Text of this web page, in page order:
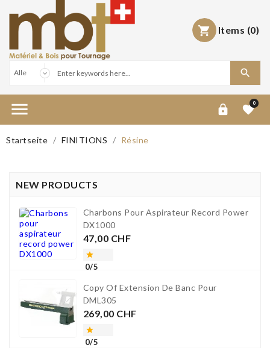
 Items (0)

  0
Startseite FINITIONS Résine
NEW PRODUCTS
Charbons Pour Aspirateur Record Power
DX1000
Preis
47,00 CHF

0/5
Copy Of Extension De Banc Pour
DML305
Preis
269,00 CHF

0/5